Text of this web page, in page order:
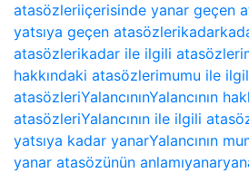
atasözleriiçerisinde yanar geçen
yatsıya geçen atasözlerikadar
atasözlerikadar ile ilgili atasözleri
hakkındaki atasözlerimumu ile
atasözleriYalancınınYalancının
atasözleriYalancının ile ilgili
yatsıya kadar yanarYalancının
yanar atasözünün anlamıyanar